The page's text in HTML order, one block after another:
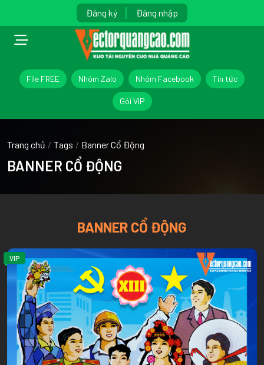
Đăng ký Đăng nhập
File FREE Nhóm Zalo Nhóm Facebook Tin tức
Gói VIP
Trang chủ / Tags / Banner Cổ Động
BANNER CỔ ĐỘNG
BANNER CỔ ĐỘNG
VIP